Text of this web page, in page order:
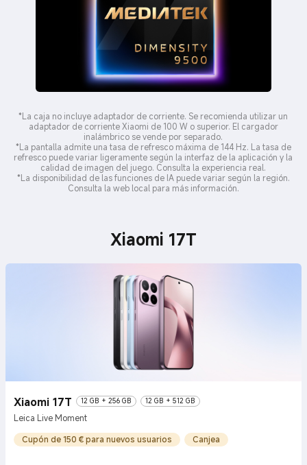
*La caja no incluye adaptador de corriente. Se recomienda utilizar un
adaptador de corriente Xiaomi de 100 W o superior. El cargador
inalámbrico se vende por separado.
*La pantalla admite una tasa de refresco máxima de 144 Hz. La tasa de
refresco puede variar ligeramente según la interfaz de la aplicación y la
calidad de imagen del juego. Consulta la experiencia real.
*La disponibilidad de las funciones de IA puede variar según la región.
Consulta la web local para más información.
Xiaomi 17T
Xiaomi 17T 12 GB + 256 GB 12 GB + 512 GB
Leica Live Moment
Cupón de 150 € para nuevos usuarios
Canjea